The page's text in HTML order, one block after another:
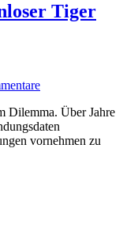
Tiger
Dilemma. Über Jahre
vornehmen zu